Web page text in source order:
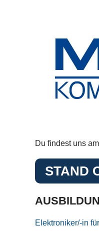
Du findest uns
STAND
Elektroniker/-in